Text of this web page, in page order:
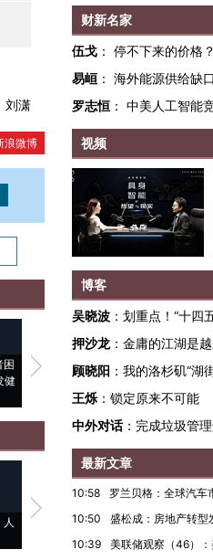
刘潇
浪微博
困
健
马航飞行员跨国走私7万
粒摇头丸 尿检体内含3种
泽连斯
要防空
人
【推广】走进第四届链博
会，让数智科技“链”接产
【特别
有意思
财新名家
伍戈 ： 停不下来的价格？
易峘 ： 海外能源供给缺
罗志恒 ： 中美人工智能
视频
博客
吴晓波 ： 划重点！“十四
押沙龙 ： 金庸的江湖是
顾晓阳 ： 我的洛杉矶“湖
王烁 ： 锁定原来不可能
中外对话： 完成垃圾管
最新文章
10:58
罗兰贝格：全球汽车
10:50
盛松成：房地产转型
10:39
美联储观察（46）